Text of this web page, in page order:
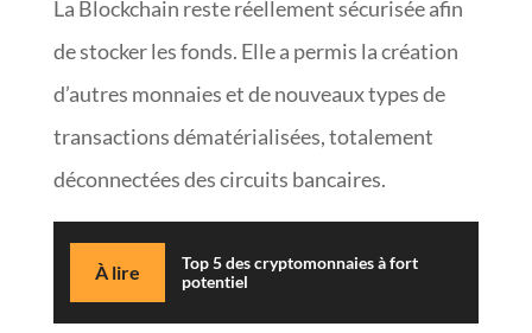
La Blockchain reste réellement sécurisée afin
de stocker les fonds. Elle a permis la création
d’autres monnaies et de nouveaux types de
transactions dématérialisées, totalement
déconnectées des circuits bancaires.
À lire
Top 5 des cryptomonnaies à fort
potentiel